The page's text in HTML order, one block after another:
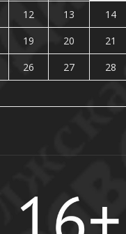
12 13 14
19 20 21
26 27 28